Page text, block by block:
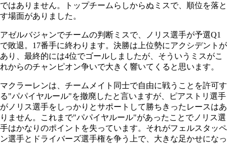
ではありません。トップチームらしからぬミスで、順位を落と
す場面がありました。
アゼルバジャンでチームの判断ミスで、ノリス選手が予選Q1
で敗退。17番手に終わります。決勝は上位勢にアクシデントが
あり、最終的には4位でゴールしましたが、そういうミスがこ
れからのチャンピオン争いで大きく響いてくると思います。
マクラーレンは、チームメイト同士で自由に戦うことを許可す
る"パパイヤルール"を撤廃したと言いますが、ピアストリ選手
がノリス選手をしっかりとサポートして勝ちきったレースはあ
りません。これまで"パパイヤルール"があったことでノリス選
手はかなりのポイントを失っています。それがフェルスタッペ
ン選手とドライバーズ選手権を争う上で、大きな足かせになっ